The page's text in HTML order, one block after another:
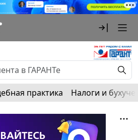
практика Налоги и